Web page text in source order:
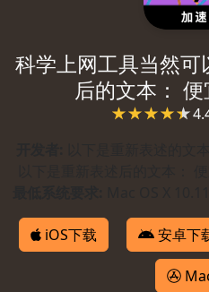
科学上网工具当然
后的文本：
iOS下载 安卓下